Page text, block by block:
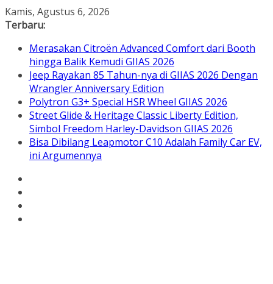
Skip
to
Kamis, Agustus 6, 2026
Terbaru:
Merasakan Citroën Advanced Comfort dari Booth
hingga Balik Kemudi GIIAS 2026
Jeep Rayakan 85 Tahun-nya di GIIAS 2026 Dengan
Wrangler Anniversary Edition
Polytron G3+ Special HSR Wheel GIIAS 2026
Street Glide & Heritage Classic Liberty Edition,
Simbol Freedom Harley-Davidson GIIAS 2026
Bisa Dibilang Leapmotor C10 Adalah Family Car EV,
ini Argumennya